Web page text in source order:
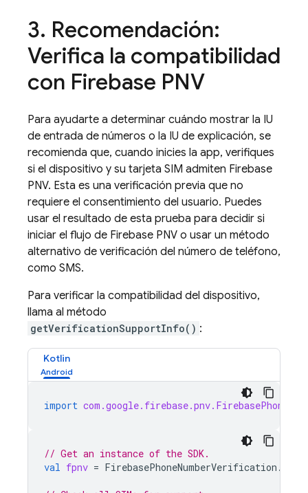
3. Recomendación:
Verifica la compatibilidad
con Firebase PNV
Para ayudarte a determinar cuándo mostrar la IU
de entrada de números o la IU de explicación, se
recomienda que, cuando inicies la app, verifiques
si el dispositivo y su tarjeta SIM admiten Firebase
PNV. Esta es una verificación previa que no
requiere el consentimiento del usuario. Puedes
usar el resultado de esta prueba para decidir si
iniciar el flujo de Firebase PNV o usar un método
alternativo de verificación del número de teléfono,
como SMS.
Para verificar la compatibilidad del dispositivo,
llama al método
getVerificationSupportInfo() :
Kotlin
import
// Get an instance of the SDK.
val fpnv = FirebasePhoneNumberVerification .